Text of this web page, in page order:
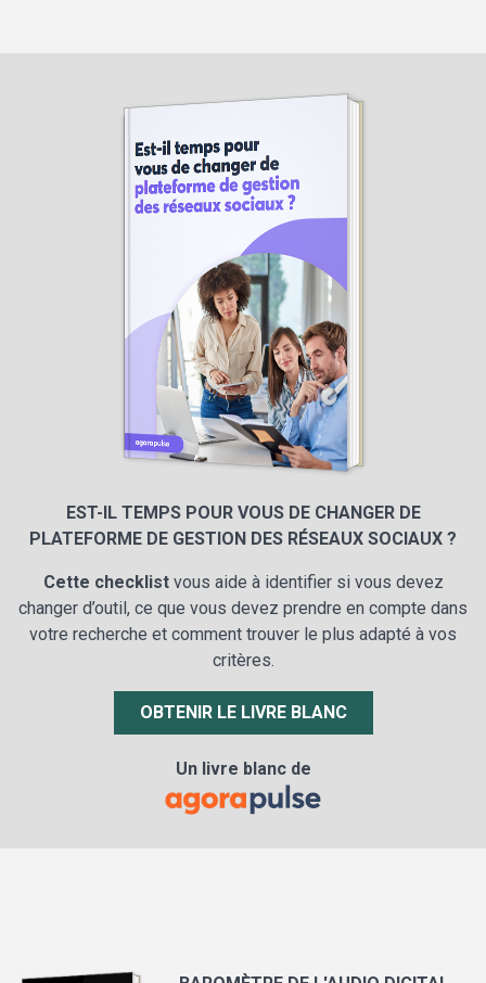
EST-IL TEMPS POUR VOUS DE CHANGER DE
PLATEFORME DE GESTION DES RÉSEAUX SOCIAUX ?
Cette checklistvous aide à identifier si vous devez
changer d’outil, ce que vous devez prendre en compte dans
votre recherche et comment trouver le plus adapté à vos
critères.
OBTENIR LE LIVRE BLANC
Un livre blanc de